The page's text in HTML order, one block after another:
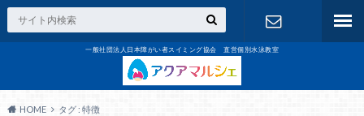
一般社団法人日本障がい者スイミング協会 直営個別水泳教室
HOME タグ : 特徴